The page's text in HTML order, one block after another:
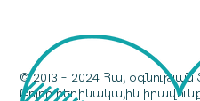
© 2013 - 2024 Հայ օգնության
Բոլոր հեղինակային